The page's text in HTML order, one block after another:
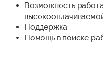
Возможность
Поддержка
Помощь в поиске